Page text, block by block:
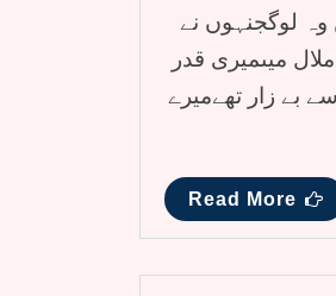
وہ لوگجنہوں نے
میںمیری قدر
بے زار تھےمیرے
Read More